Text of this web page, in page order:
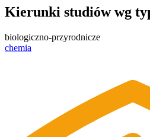
Kierunki studiów wg
biologiczno-przyrodnicze
chemia